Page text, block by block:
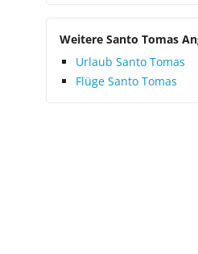
Weitere Santo Tomas
Urlaub Santo Tomas
Flüge Santo Tomas